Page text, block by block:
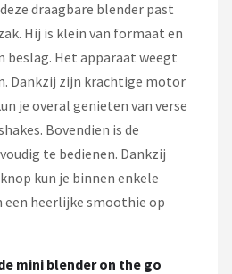
draagbare blender past
Hij is klein van formaat en
beslag. Het apparaat weegt
Dankzij zijn krachtige motor
je overal genieten van verse
Bovendien is de
te bedienen. Dankzij
kun je binnen enkele
een heerlijke smoothie op
mini blender on the go